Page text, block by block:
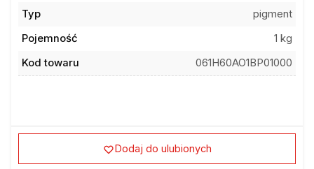
Typ
pigment
Pojemność
1 kg
Kod towaru
061H60AO1BP01000
Dodaj do ulubionych